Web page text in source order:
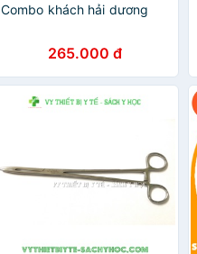
Combo khách hải dương
265.000 đ